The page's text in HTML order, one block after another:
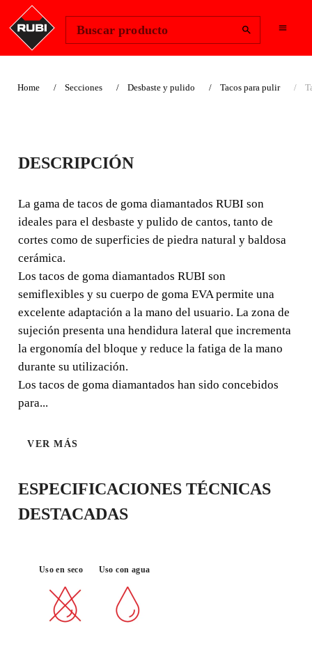
Buscar producto
Home Secciones Desbaste y pulido Tacos para pulir
TACOS
DIAMANTADOS
PARA PULIR
La gama de tacos de goma diamantados RUBI son
ideales para el desbaste y pulido de cantos, tanto de
cortes como de superficies de piedra natural y baldosa
cerámica.
PORCELÁNI
Material
ACABADO
DURABILID
AL REGISTRAR ESTE PRODUCTO
EN EL RUBI CLUB
CONSIGUE
RUBI
DESCRIPCIÓN
La gama de tacos de goma diamantados RUBI son
ideales para el desbaste y pulido de cantos, tanto de
cortes como de superficies de piedra natural y baldosa
cerámica.
Los tacos de goma diamantados RUBI son
semiflexibles y su cuerpo de goma EVA permite una
excelente adaptación a la mano del usuario. La zona de
sujeción presenta una hendidura lateral que incrementa
la ergonomía del bloque y reduce la fatiga de la mano
durante su utilización.
Los tacos de goma diamantados han sido concebidos
para...
VER MÁS
ESPECIFICACIONES TÉCNICAS
DESTACADAS
Uso en seco Uso con agua